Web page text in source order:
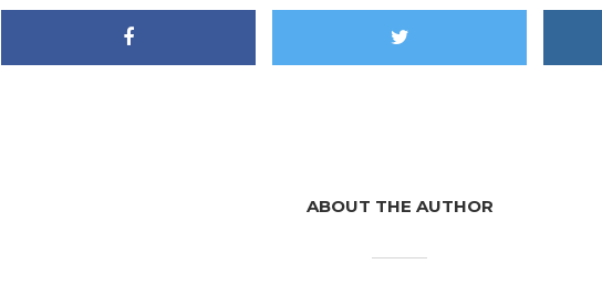
ABOUT THE AUTHOR